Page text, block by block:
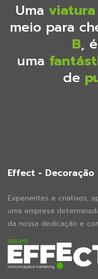
Uma viatura
meio para
B,
uma
de
Effect -
Experientes e criativos,
uma empresa
da nossa dedicação e